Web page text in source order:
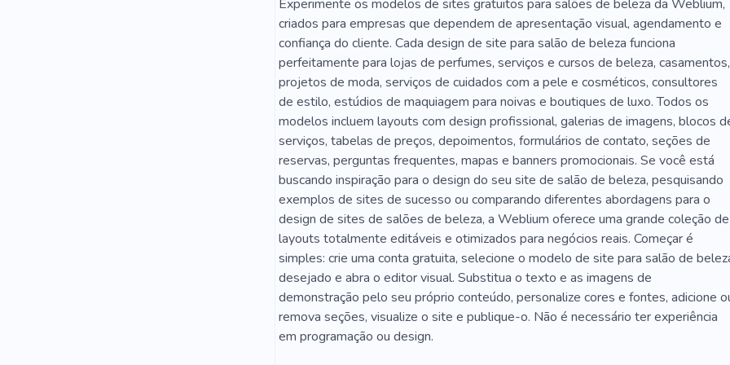
Vestir
Cartório Coleção Bege
Vestidos De Noiva
Caspa
Especialista Cuidador
Reparação De Cabelo
Não Peludo
Tatuagem De Sobrancelha
Cosmetologista
Batom
Xampus Escuro Spa Esmalte Em Gel
Unhas
Botox
Massagem Terapia Enchimentos
Exclusivo
Estilo De Vida
Alta Qualidade Marca Produto
Presente
Na Moda
Foto Estúdio Pessoal
Comércio Eletrônico
Sobrancelhas
Laminação Cosmetologia Noivo
Anel
Cerimônia
Conforto Código De Vestimenta
Casado
Diversão
Marido Bolo De Casamento
Decoração
Experimente os modelos de sites gratuitos para salões de beleza da Weblium,
criados para empresas que dependem de apresentação visual, agendamento e
confiança do cliente. Cada design de site para salão de beleza funciona
perfeitamente para lojas de perfumes, serviços e cursos de beleza, casamentos,
projetos de moda, serviços de cuidados com a pele e cosméticos, consultores
de estilo, estúdios de maquiagem para noivas e boutiques de luxo. Todos os
modelos incluem layouts com design profissional, galerias de imagens, blocos
serviços, tabelas de preços, depoimentos, formulários de contato, seções de
reservas, perguntas frequentes, mapas e banners promocionais. Se você está
buscando inspiração para o design do seu site de salão de beleza, pesquisando
exemplos de sites de sucesso ou comparando diferentes abordagens para o
design de sites de salões de beleza, a Weblium oferece uma grande coleção de
layouts totalmente editáveis ​​e otimizados para negócios reais. Começar é
simples: crie uma conta gratuita, selecione o modelo de site para salão de
desejado e abra o editor visual. Substitua o texto e as imagens de
demonstração pelo seu próprio conteúdo, personalize cores e fontes, adicione
remova seções, visualize o site e publique-o. Não é necessário ter experiência
em programação ou design.